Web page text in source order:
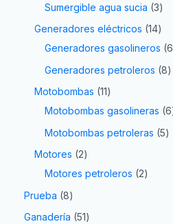
Sumergible agua sucia 3
Generadores eléctricos 14
Generadores gasolineros 6
Generadores petroleros 8
Motobombas 11
Motobombas gasolineras 6
Motobombas petroleras 5
Motores
2
Motores petroleros
2
Prueba 8
Ganadería 51